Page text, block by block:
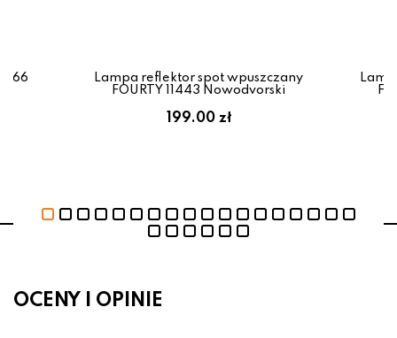
Lampa reflektor spot wpuszczany
FOURTY 11443 Nowodvorski
199.00 zł
OCENY I OPINIE